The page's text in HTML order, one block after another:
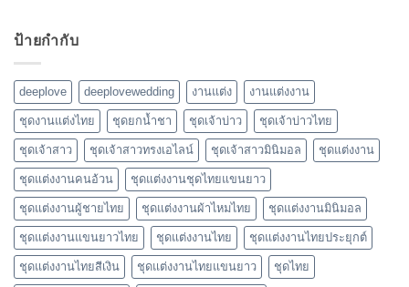
ป้ายกำกับ
deeplove deeplovewedding งานแต่ง งานแต่งงาน
ชุดงานแต่งไทย ชุดยกน้ำชา ชุดเจ้าบ่าว ชุดเจ้าบ่าวไทย
ชุดเจ้าสาว ชุดเจ้าสาวทรงเอไลน์ ชุดเจ้าสาวมินิมอล ชุดแต่งงาน
ชุดแต่งงานคนอ้วน ชุดแต่งงานชุดไทยแขนยาว
ชุดแต่งงานผู้ชายไทย ชุดแต่งงานผ้าไหมไทย ชุดแต่งงานมินิมอล
ชุดแต่งงานแขนยาวไทย ชุดแต่งงานไทย ชุดแต่งงานไทยประยุกต์
ชุดแต่งงานไทยสีเงิน ชุดแต่งงานไทยแขนยาว ชุดไทย